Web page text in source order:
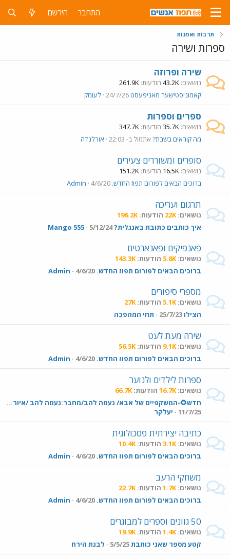
התחבר הירשם
תרבות ואמנות
ספרות ושירה
שירה ופרוזה
נושאים 43.2K הודעות 261.9K
קאמוניסטישער מאניפעסט24/7/26 לעומק
ספרים וספרות
נושאים 35.7K הודעות 347.7K
מה קוראים בשבת? אתמול ב- 22:03 אורלנדה
סופרים ומשוררים צעירים
נושאים 16.5K הודעות 151.2K
ברוכים הבאים לפורום תפוז החדש. 4/6/20
Admin
תרגום ועריכה
נושאים 22K הודעות 196.2K
איך כותבים כתובת באנגלית?5/12/24
Mango 555
פאנפיקים ופאנארטים
נושאים 5.8K הודעות 143.3K
ברוכים הבאים לפורום תפוז החדש. 4/6/20
Admin
מספרי סיפורים
נושאים 5.1K הודעות 27K
הצילו 25/7/23 תחי המהפכה
שירה מעת לעט
נושאים 9.1K הודעות 56.5K
ברוכים הבאים לפורום תפוז החדש. 4/6/20
Admin
ספרות לילדים ולנוער
נושאים 16.7K הודעות 66.7K
חדש🌻-המשקפיים של אבא/ נעמה להב/מחבר:נעמה להב /איור:נעמה להב /עריכה:תמר הוכשטטר/הוצאת עם עובד/2025
11/7/25
יעלקר
כתיבה יצירתית פסכולוגית
נושאים 3.1K הודעות 10.4K
ברוכים הבאים לפורום תפוז החדש. 4/6/20
Admin
משחקי הרעב
נושאים 1.7K הודעות 22.7K
ברוכים הבאים לפורום תפוז החדש. 4/6/20
Admin
50 גוונים וספרים למבוגרים
נושאים 1.4K הודעות 19.9K
קטע מספר שאני כותבת5/5/25 לבנת הירח